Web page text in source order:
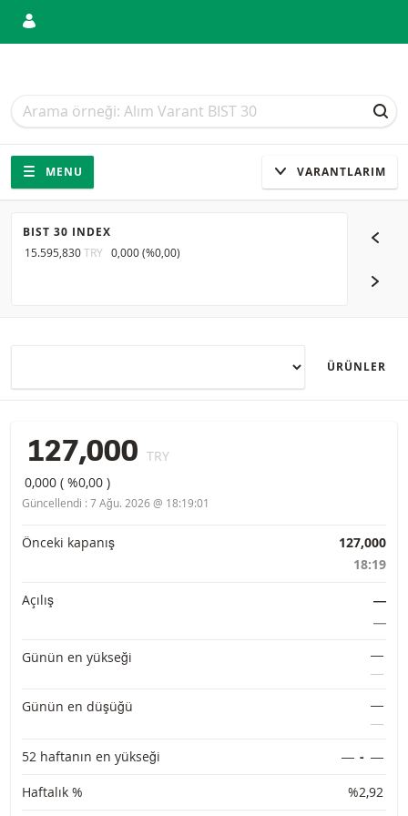
Arama
Arama
Gezinti
Sitede gezinti
MENU VARANTLARIM
BIST 30 INDEX
15.595,830 TRY 0,000(%0,00)
EUR/
ÜRÜNLER
127,000TRY
0,000 (%0,00 )
Güncellendi : 7 Ağu. 2026 @ 18:19:01
Temel bilgiler
Önceki kapanış
127,000
18:19
Açılış
―
―
Günün en yükseği
―
―
Günün en düşüğü
―
―
52 haftanın en yükseği
― - ―
Haftalık % %2,92